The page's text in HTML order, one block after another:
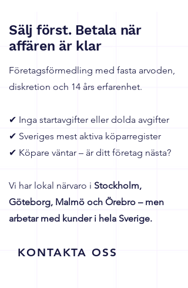
Sälj först. Betala när
affären är klar
Företagsförmedling med fasta arvoden,
diskretion och 14 års erfarenhet.
✔ Inga startavgifter eller dolda avgifter
✔ Sveriges mest aktiva köparregister
✔ Köpare väntar – är ditt företag nästa?
Vi har lokal närvaro i Stockholm,
Göteborg, Malmö och Örebro – men
arbetar med kunder i hela Sverige.
KONTAKTA OSS